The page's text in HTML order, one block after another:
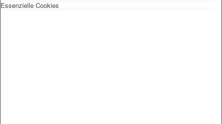
Essenzielle Cookies